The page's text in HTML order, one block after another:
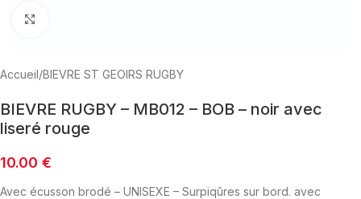
Accueil/BIEVRE ST GEOIRS RUGBY
BIEVRE RUGBY – MB012 – BOB – noir avec
liseré rouge
10.00 €
Avec écusson brodé – UNISEXE – Surpiqûres sur bord. avec